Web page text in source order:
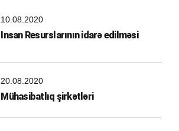
10.08.2020
Insan Resurslarının idarə edilməsi
20.08.2020
Mühasibatlıq şirkətləri